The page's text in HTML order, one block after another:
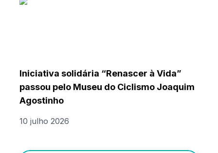
Iniciativa solidária “Renascer à Vida”
passou pelo Museu do Ciclismo Joaquim
Agostinho
10 julho 2026